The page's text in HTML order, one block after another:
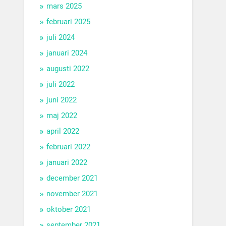
mars 2025
februari 2025
juli 2024
januari 2024
augusti 2022
juli 2022
juni 2022
maj 2022
april 2022
februari 2022
januari 2022
december 2021
november 2021
oktober 2021